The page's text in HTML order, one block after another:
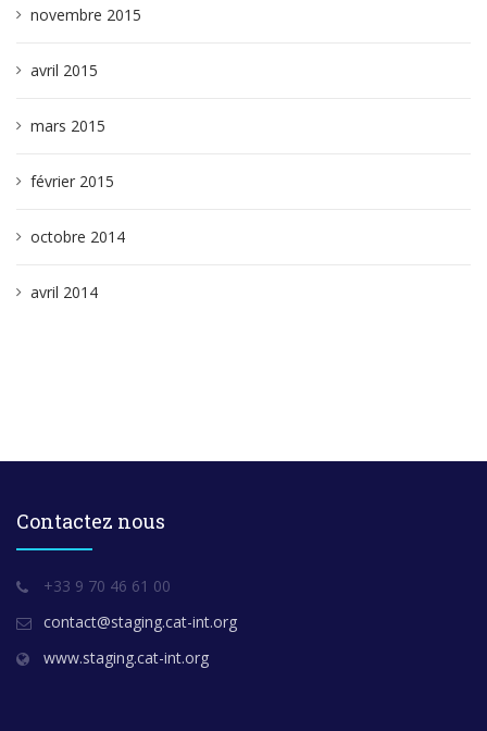
novembre 2015
avril 2015
mars 2015
février 2015
octobre 2014
avril 2014
Contactez nous
+33 9 70 46 61 00
contact@staging.cat-int.org
www.staging.cat-int.org